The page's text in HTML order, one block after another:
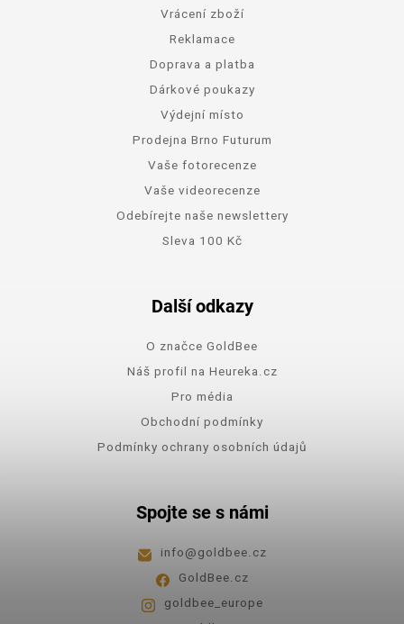
Vrácení zboží
Reklamace
Doprava a platba
Dárkové poukazy
Výdejní místo
Prodejna Brno Futurum
Vaše fotorecenze
Vaše videorecenze
Odebírejte naše newslettery
Sleva 100 Kč
Další odkazy
O značce GoldBee
Náš profil na Heureka.cz
Pro média
Obchodní podmínky
Podmínky ochrany osobních údajů
Spojte se s námi
info@goldbee.cz
GoldBee.cz
goldbee_europe